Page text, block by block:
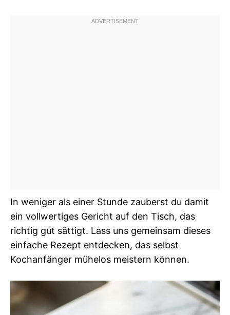
In weniger als einer Stunde zauberst du damit
ein vollwertiges Gericht auf den Tisch, das
richtig gut sättigt. Lass uns gemeinsam dieses
einfache Rezept entdecken, das selbst
Kochanfänger mühelos meistern können.